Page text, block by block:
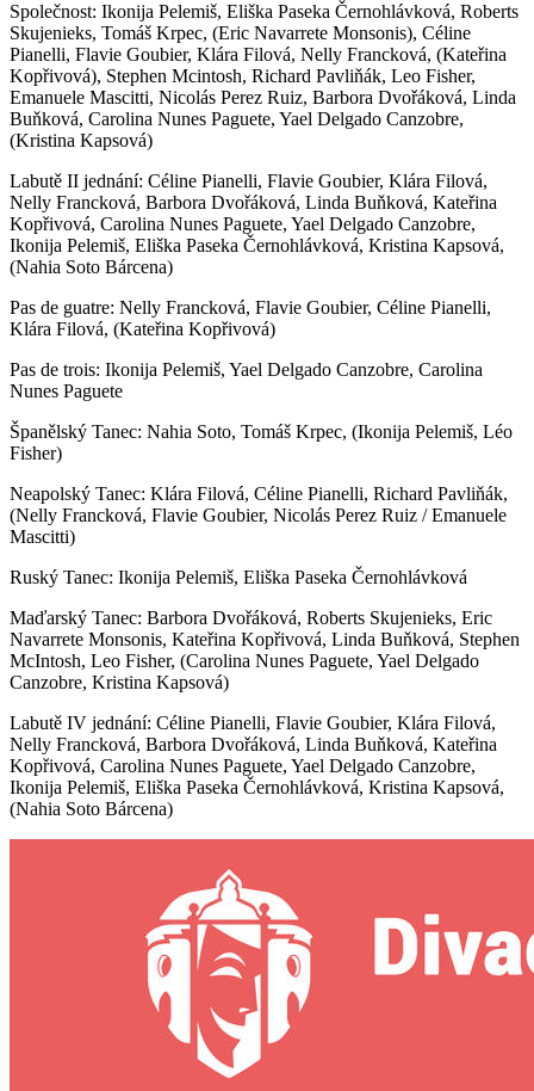
Společnost: Ikonija Pelemiš, Eliška Paseka Černohlávková, Roberts
Skujenieks, Tomáš Krpec, (Eric Navarrete Monsonis), Céline
Pianelli, Flavie Goubier, Klára Filová, Nelly Francková, (Kateřina
Kopřivová), Stephen Mcintosh, Richard Pavliňák, Leo Fisher,
Emanuele Mascitti, Nicolás Perez Ruiz, Barbora Dvořáková, Linda
Buňková, Carolina Nunes Paguete, Yael Delgado Canzobre,
(Kristina Kapsová)
Labutě II jednání: Céline Pianelli, Flavie Goubier, Klára Filová,
Nelly Francková, Barbora Dvořáková, Linda Buňková, Kateřina
Kopřivová, Carolina Nunes Paguete, Yael Delgado Canzobre,
Ikonija Pelemiš, Eliška Paseka Černohlávková, Kristina Kapsová,
(Nahia Soto Bárcena)
Pas de guatre: Nelly Francková, Flavie Goubier, Céline Pianelli,
Klára Filová, (Kateřina Kopřivová)
Pas de trois: Ikonija Pelemiš, Yael Delgado Canzobre, Carolina
Nunes Paguete
Španělský Tanec: Nahia Soto, Tomáš Krpec, (Ikonija Pelemiš, Léo
Fisher)
Neapolský Tanec: Klára Filová, Céline Pianelli, Richard Pavliňák,
(Nelly Francková, Flavie Goubier, Nicolás Perez Ruiz / Emanuele
Mascitti)
Ruský Tanec: Ikonija Pelemiš, Eliška Paseka Černohlávková
Maďarský Tanec: Barbora Dvořáková, Roberts Skujenieks, Eric
Navarrete Monsonis, Kateřina Kopřivová, Linda Buňková, Stephen
McIntosh, Leo Fisher, (Carolina Nunes Paguete, Yael Delgado
Canzobre, Kristina Kapsová)
Labutě IV jednání: Céline Pianelli, Flavie Goubier, Klára Filová,
Nelly Francková, Barbora Dvořáková, Linda Buňková, Kateřina
Kopřivová, Carolina Nunes Paguete, Yael Delgado Canzobre,
Ikonija Pelemiš, Eliška Paseka Černohlávková, Kristina Kapsová,
(Nahia Soto Bárcena)